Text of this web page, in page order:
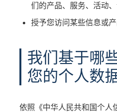
们的产品、服务、活动
授予您访问某些信息或产
我们基于哪
您的个人数
依照《中华人民共和国个人